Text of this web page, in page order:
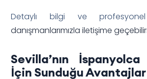
Detaylı bilgi ve
danışmanlarımızla iletişime
Sevilla’nın
İçin Sunduğu Avantajlar